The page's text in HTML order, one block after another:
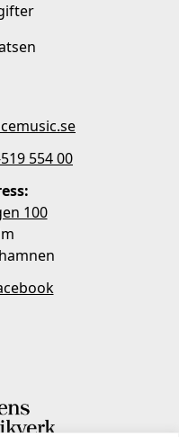
554 00
100